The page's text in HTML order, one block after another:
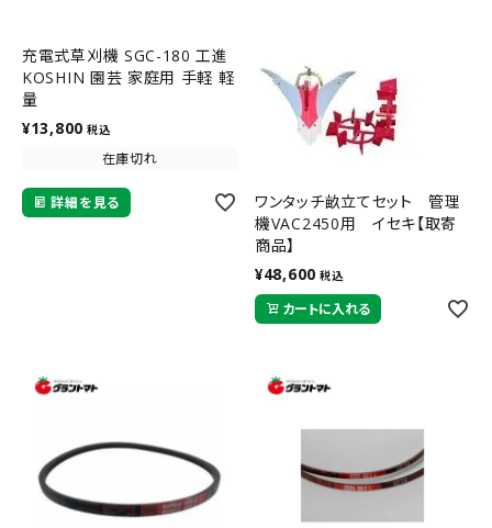
充電式草刈機 SGC-180 工進
KOSHIN 園芸 家庭用 手軽 軽
量
¥13,800 税込
在庫切れ
詳細を見る
ワンタッチ畝立てセット 管理
機VAC2450用 イセキ【取寄
商品】
¥48,600 税込
カートに入れる